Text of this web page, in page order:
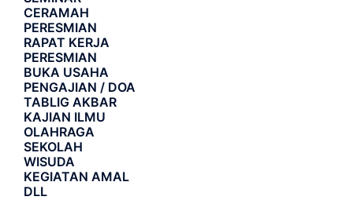
CERAMAH
PERESMIAN
RAPAT KERJA
PERESMIAN
BUKA USAHA
PENGAJIAN / DOA
TABLIG AKBAR
KAJIAN ILMU
OLAHRAGA
SEKOLAH
WISUDA
KEGIATAN AMAL
DLL